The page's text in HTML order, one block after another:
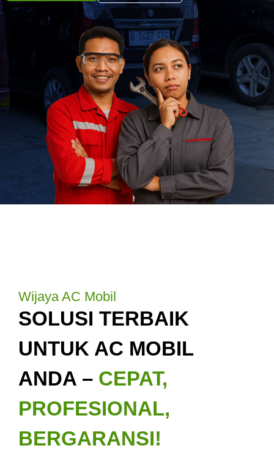
Wijaya AC Mobil
SOLUSI TERBAIK
UNTUK AC MOBIL
ANDA – CEPAT,
PROFESIONAL,
BERGARANSI!